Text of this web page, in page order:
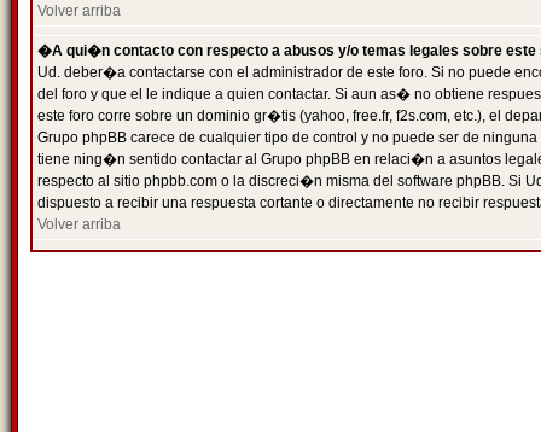
Volver arriba
�A qui�n contacto con respecto a abusos y/o temas legales sobre este
Ud. deber�a contactarse con el administrador de este foro. Si no puede
del foro y que el le indique a quien contactar. Si aun as� no obtiene
este foro corre sobre un dominio gr�tis (yahoo, free.fr, f2s.com, etc.), el
Grupo phpBB carece de cualquier tipo de control y no puede ser de
tiene ning�n sentido contactar al Grupo phpBB en relaci�n a asuntos
respecto al sitio phpbb.com o la discreci�n misma del software phpBB. Si
dispuesto a recibir una respuesta cortante o directamente no recibir
Volver arriba